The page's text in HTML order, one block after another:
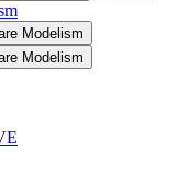
Modelism
Modelism